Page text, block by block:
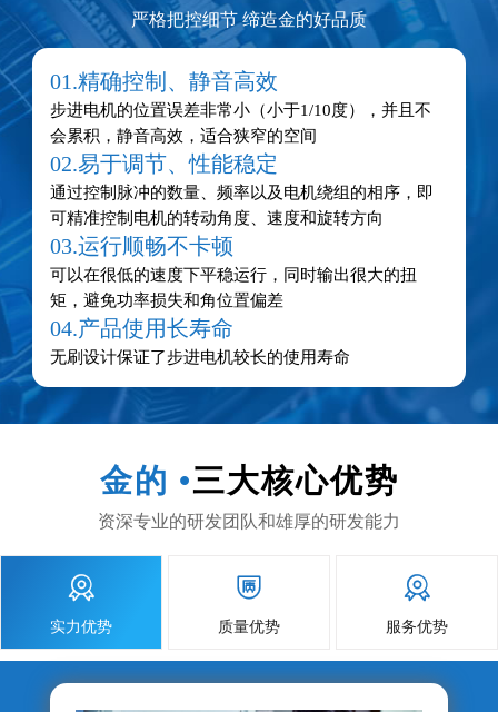
严格把控细节 缔造金的好品质
01.精确控制、静音高效
步进电机的位置误差非常小（小于1/10度），并且不
会累积，静音高效，适合狭窄的空间
02.易于调节、性能稳定
通过控制脉冲的数量、频率以及电机绕组的相序，即
可精准控制电机的转动角度、速度和旋转方向
03.运行顺畅不卡顿
可以在很低的速度下平稳运行，同时输出很大的扭
矩，避免功率损失和角位置偏差
04.产品使用长寿命
无刷设计保证了步进电机较长的使用寿命
金的 •三大核心优势
资深专业的研发团队和雄厚的研发能力

实力优势

质量优势

服务优势